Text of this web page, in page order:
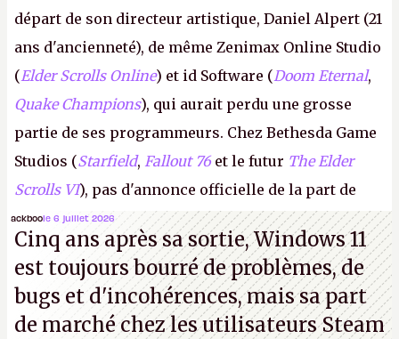
départ de son directeur artistique, Daniel Alpert (21
ans d'ancienneté), de même Zenimax Online Studio
(Elder Scrolls Online) et id Software (Doom Eternal,
Quake Champions), qui aurait perdu une grosse
partie de ses programmeurs. Chez Bethesda Game
Studios (Starfield, Fallout 76 et le futur The Elder
Scrolls VI), pas d'annonce officielle de la part de
Microsoft, mais le syndicat des employés confirme
de nombreux licenciements.A.
ackboole 6 juillet 2026
Cinq ans après sa sortie, Windows 11
est toujours bourré de problèmes, de
bugs et d'incohérences, mais sa part
de marché chez les utilisateurs Steam